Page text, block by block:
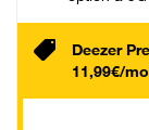
Deezer
11,99€/